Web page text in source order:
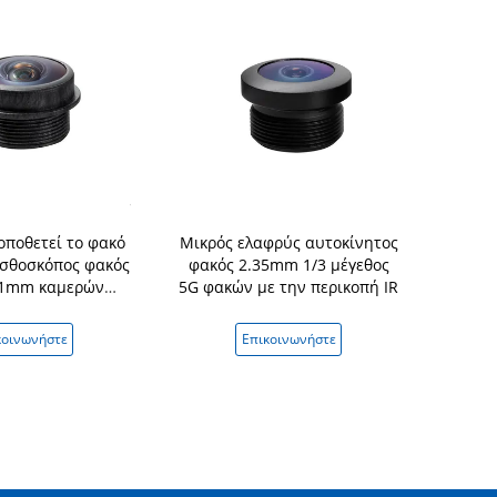
το φακό
φακός
καμερών
DFOV
Μικρός ελαφρύς αυτοκίνητος
φακός 2.35mm 1/3 μέγεθος
5G φακών με την περικοπή IR
Επικοινωνήστε